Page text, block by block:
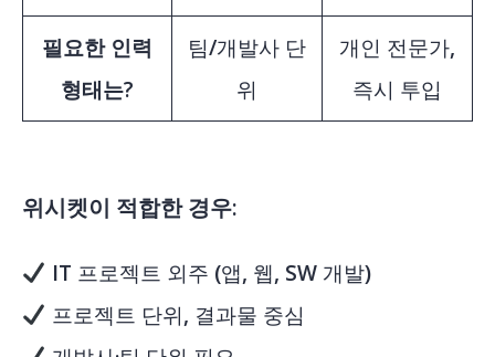
필요한 인력
형태는?
팀/개발사 단
위
개인 전문가,
즉시 투입
위시켓이 적합한 경우:
IT 프로젝트 외주 (앱, 웹, SW 개발)
프로젝트 단위, 결과물 중심